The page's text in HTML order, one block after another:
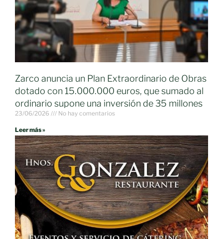
Zarco anuncia un Plan Extraordinario de Obras
dotado con 15.000.000 euros, que sumado al
ordinario supone una inversión de 35 millones
23/06/2026 No hay comentarios
Leer más »